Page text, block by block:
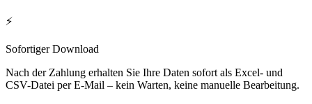
⚡
Sofortiger Download
Nach der Zahlung erhalten Sie Ihre Daten sofort als Excel- und
CSV-Datei per E-Mail – kein Warten, keine manuelle Bearbeitung.